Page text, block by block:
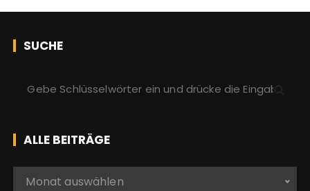
SUCHE
h
e
n
ALLE BEITRÄGE
Monat auswählen